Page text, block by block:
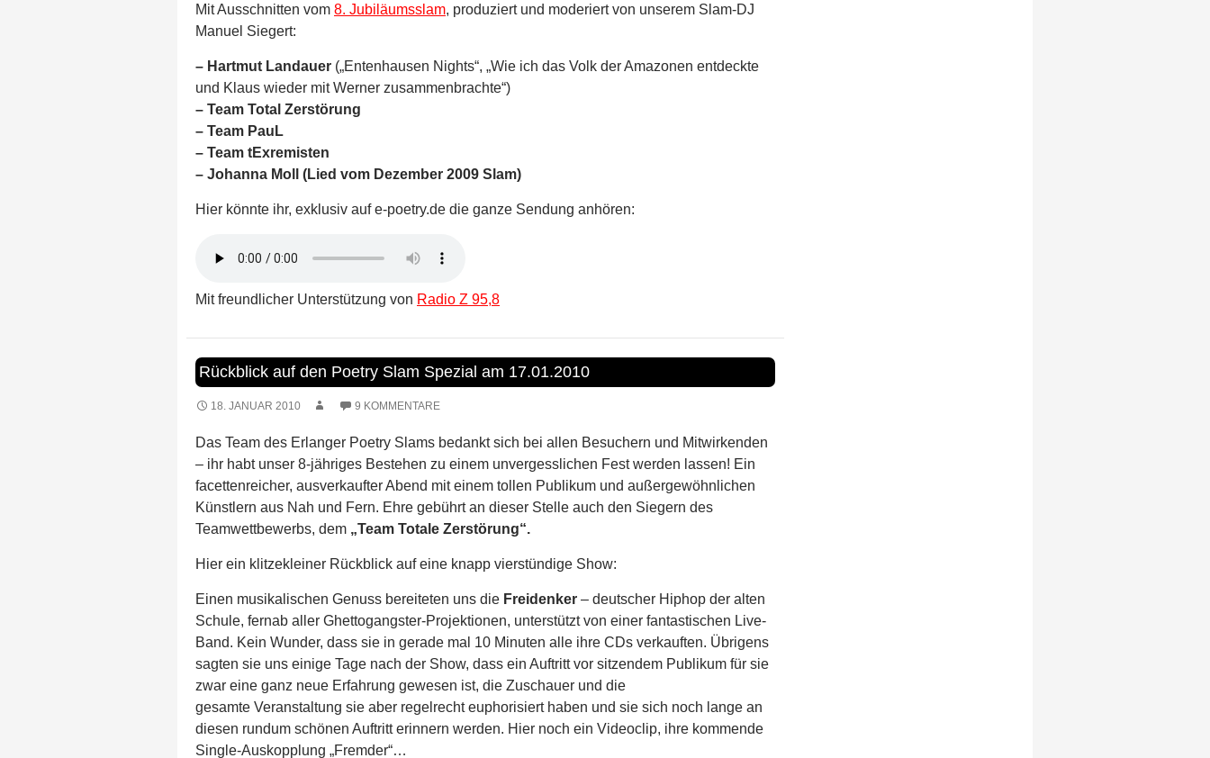
Mit Ausschnitten vom 8. Jubiläumsslam, produziert und moderiert von unserem Slam-DJ
Manuel Siegert:
– Hartmut Landauer („Entenhausen Nights“, „Wie ich das Volk der Amazonen entdeckte
und Klaus wieder mit Werner zusammenbrachte“)
– Team Total Zerstörung
– Team PauL
– Team tExremisten
– Johanna Moll (Lied vom Dezember 2009 Slam)
Hier könnte ihr, exklusiv auf e-poetry.de die ganze Sendung anhören:
Mit freundlicher Unterstützung von Radio Z 95,8
Rückblick auf den Poetry Slam Spezial am 17.01.2010
18. JANUAR 2010 9 KOMMENTARE
Das Team des Erlanger Poetry Slams bedankt sich bei allen Besuchern und Mitwirkenden
– ihr habt unser 8-jähriges Bestehen zu einem unvergesslichen Fest werden lassen! Ein
facettenreicher, ausverkaufter Abend mit einem tollen Publikum und außergewöhnlichen
Künstlern aus Nah und Fern. Ehre gebührt an dieser Stelle auch den Siegern des
Teamwettbewerbs, dem „Team Totale Zerstörung“.
Hier ein klitzekleiner Rückblick auf eine knapp vierstündige Show:
Einen musikalischen Genuss bereiteten uns die Freidenker – deutscher Hiphop der alten
Schule, fernab aller Ghettogangster-Projektionen, unterstützt von einer fantastischen Live-
Band. Kein Wunder, dass sie in gerade mal 10 Minuten alle ihre CDs verkauften. Übrigens
sagten sie uns einige Tage nach der Show, dass ein Auftritt vor sitzendem Publikum für sie
zwar eine ganz neue Erfahrung gewesen ist, die Zuschauer und die
gesamte Veranstaltung sie aber regelrecht euphorisiert haben und sie sich noch lange an
diesen rundum schönen Auftritt erinnern werden. Hier noch ein Videoclip, ihre kommende
Single-Auskopplung „Fremder“…